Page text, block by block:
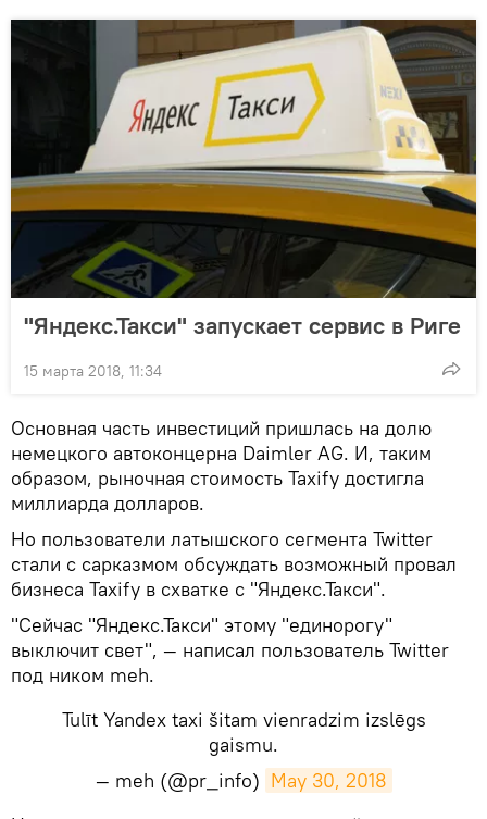
"Яндекс.Такси" запускает сервис в Риге
15 марта 2018, 11:34
Основная часть инвестиций пришлась на долю
немецкого автоконцерна Daimler AG. И, таким
образом, рыночная стоимость Taxify достигла
миллиарда долларов.
Но пользователи латышского сегмента Twitter
стали с сарказмом обсуждать возможный провал
бизнеса Taxify в схватке с "Яндекс.Такси".
"Сейчас "Яндекс.Такси" этому "единорогу"
выключит свет", — написал пользователь Twitter
под ником meh.
Tulīt Yandex taxi šitam vienradzim izslēgs
gaismu.
— meh (@pr_info) May 30, 2018